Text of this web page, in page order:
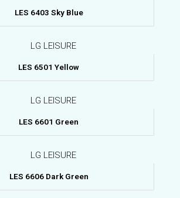
LES 6403 Sky Blue
LES 6501 Yellow
LES 6601 Green
LES 6606 Dark Green